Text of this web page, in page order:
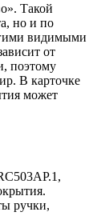
Такой
но и по
видимыми
от
поэтому
В карточке
может
ручки,